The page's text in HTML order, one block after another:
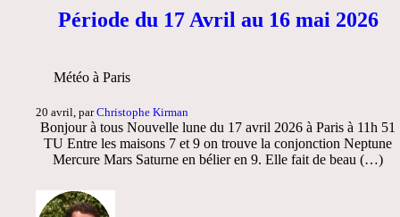
Période du 17 Avril au 16 mai 2026
Météo à Paris
20 avril, parChristophe Kirman
Bonjour à tous Nouvelle lune du 17 avril 2026 à Paris à 11h 51
TU Entre les maisons 7 et 9 on trouve la conjonction Neptune
Mercure Mars Saturne en bélier en 9. Elle fait de beau (…)